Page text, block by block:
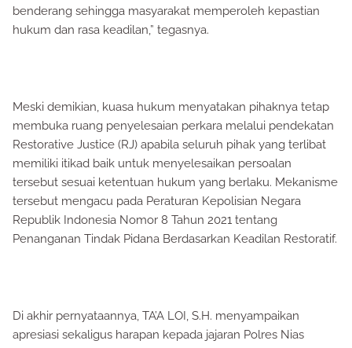
benderang sehingga masyarakat memperoleh kepastian
hukum dan rasa keadilan,” tegasnya.
Meski demikian, kuasa hukum menyatakan pihaknya tetap
membuka ruang penyelesaian perkara melalui pendekatan
Restorative Justice (RJ) apabila seluruh pihak yang terlibat
memiliki itikad baik untuk menyelesaikan persoalan
tersebut sesuai ketentuan hukum yang berlaku. Mekanisme
tersebut mengacu pada Peraturan Kepolisian Negara
Republik Indonesia Nomor 8 Tahun 2021 tentang
Penanganan Tindak Pidana Berdasarkan Keadilan Restoratif.
Di akhir pernyataannya, TA’A LOI, S.H. menyampaikan
apresiasi sekaligus harapan kepada jajaran Polres Nias